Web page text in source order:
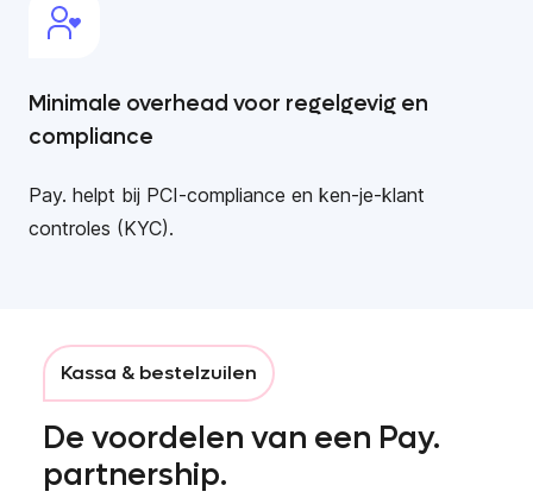
Minimale overhead voor regelgevig en
compliance
Pay. helpt bij PCI-compliance en ken-je-klant
controles (KYC).
Kassa & bestelzuilen
De voordelen van een Pay.
partnership.